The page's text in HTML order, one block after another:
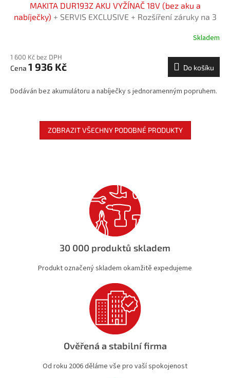
MAKITA DUR193Z AKU VYŽÍNAČ 18V (bez aku a
nabíječky) + SERVIS EXCLUSIVE + Rozšíření záruky na 3
Skladem
1 600 Kč bez DPH
1 936 Kč Do košíku
Dodáván bez akumulátoru a nabíječky s jednoramenným popruhem.
ZOBRAZIT VŠECHNY PODOBNÉ PRODUKTY
30 000 produktů skladem
Produkt označený skladem okamžitě expedujeme
Ověřená a stabilní firma
Od roku 2006 děláme vše pro vaší spokojenost